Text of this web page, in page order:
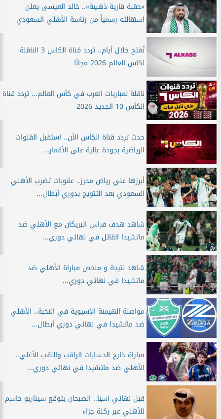
«حقبة قارية ذهبية».. خالد العيسى يعلن
استقالته رسمياً من رئاسة الأهلي السعودي
تُفتح خلال أيام.. تردد قناة الكاس 3 الناقلة
لكاس العالم 2026 مجانًا
ناقلة لمباريات العرب في كأس العالم... تردد قناة
الكأس 10 الجديد 2026
حدث تردد قناة الكأس الآن.. استقبل القنوات
الرياضية بجودة عالية على الأقمار...
أبرزها علي رياض محرز.. عقوبات تضرب الأهلي
السعودي بعد التتويج بدوري أبطال...
شاهد هدف فراس البريكان مع الأهلي ضد
ماتشيدا القاتل في نهائي دوري...
شاهد نتيجة و ملخص مباراة الأهلي ضد
ماتشيدا في نهائي دوري...
مواصلة الهيمنة الآسيوية في النخبة.. الأهلي
ضد ماتشيدا في نهائي دوري أبطال...
مباراة خارج الحسابات الراقب واللقب الأغلي..
الأهلي ضد ماتشيدا في نهائي دوري...
قبل نهائي آسيا.. الصبحان يتوقع سيناريو حاسم
للأهلي عبر ركلة جزاء